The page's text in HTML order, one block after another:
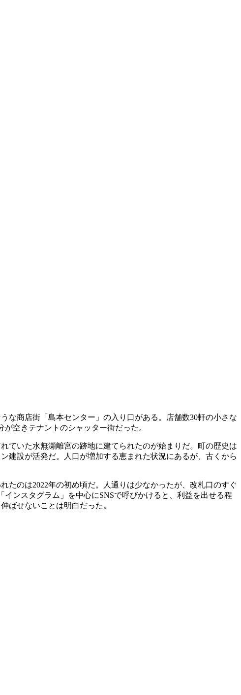
商店街「島本センター」の入り口がある。店舗数30軒の小さな
空きテナントのシャッター街だった。
ていた水無瀬離宮の跡地に建てられたのが始まりだ。町の歴史は
建設が活発だ。人口が増加する恵まれた状況にあるが、古くから
のは2022年の初め頃だ。人通りは少なかったが、改札口のすぐ
ンスタグラム」を中心にSNSで呼びかけると、利益を出せる程
ばせないことは明白だった。